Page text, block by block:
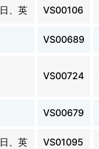
日、英 VS00106
VS00689
VS00724
VS00679
日、英 VS01095